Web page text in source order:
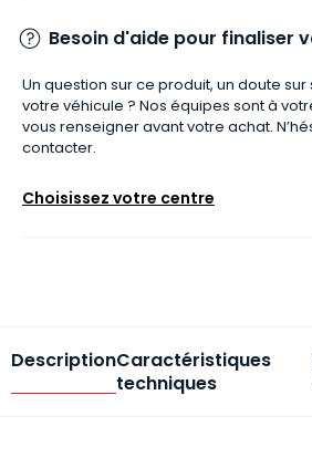
Besoin d'aide pour finaliser
Un question sur ce produit, un doute
votre véhicule ? Nos équipes sont à
vous renseigner avant votre achat.
contacter.
Choisissez votre centre
DescriptionCaractéristiques
techniques